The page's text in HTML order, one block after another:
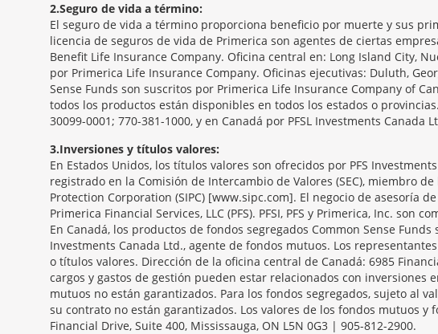
2 Seguro de vida a término:
El seguro de vida a término proporciona beneficio por muerte y sus
licencia de seguros de vida de Primerica son agentes de ciertas
Benefit Life Insurance Company. Oficina central en: Long Island City,
por Primerica Life Insurance Company. Oficinas ejecutivas: Duluth,
Sense Funds son suscritos por Primerica Life Insurance Company of
todos los productos están disponibles en todos los estados o
30099-0001; 770-381-1000, y en Canadá por PFSL Investments
3 Inversiones y títulos valores:
En Estados Unidos, los títulos valores son ofrecidos por PFS
registrado en la Comisión de Intercambio de Valores (SEC), miembro
Protection Corporation (SIPC) [www.sipc.com]. El negocio de asesoría
Primerica Financial Services, LLC (PFS). PFSI, PFS y Primerica, Inc. son
En Canadá, los productos de fondos segregados Common Sense
Investments Canada Ltd., agente de fondos mutuos. Los
o títulos valores. Dirección de la oficina central de Canadá: 6985
cargos y gastos de gestión pueden estar relacionados con
mutuos no están garantizados. Para los fondos segregados, sujeto al
su contrato no están garantizados. Los valores de los fondos mutuos
Financial Drive, Suite 400, Mississauga, ON L5N 0G3 | 905-812-2900.